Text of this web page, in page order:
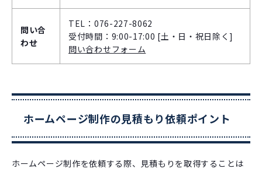
問い合
わせ
TEL：076-227-8062
受付時間：9:00-17:00 [土・日・祝日除く]
問い合わせフォーム
ホームページ制作の見積もり依頼ポイント
ホームページ制作を依頼する際、見積もりを取得することは